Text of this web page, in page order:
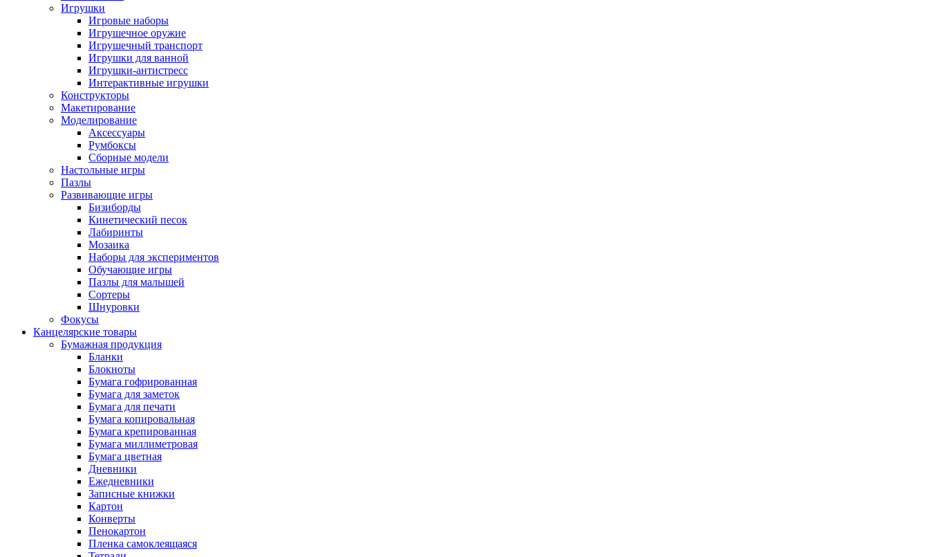
Игрушки
Игровые наборы
Игрушечное оружие
Игрушечный транспорт
Игрушки для ванной
Игрушки-антистресс
Интерактивные игрушки
Конструкторы
Макетирование
Моделирование
Аксессуары
Румбоксы
Сборные модели
Настольные игры
Пазлы
Развивающие игры
Бизиборды
Кинетический песок
Лабиринты
Мозаика
Наборы для экспериментов
Обучающие игры
Пазлы для малышей
Сортеры
Шнуровки
Фокусы
Канцелярские товары
Бумажная продукция
Бланки
Блокноты
Бумага гофрированная
Бумага для заметок
Бумага для печати
Бумага копировальная
Бумага крепированная
Бумага миллиметровая
Бумага цветная
Дневники
Ежедневники
Записные книжки
Картон
Конверты
Пенокартон
Пленка самоклеящаяся